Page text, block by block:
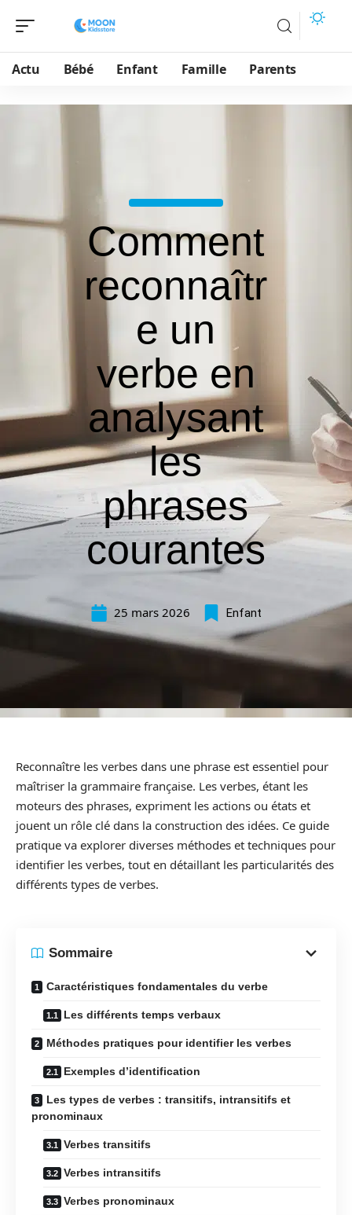
Actu Bébé Enfant Famille Parents
Comment
reconnaîtr
e un
verbe en
analysant
les
phrases
courantes
25 mars 2026 Enfant
Reconnaître les verbes dans une phrase est essentiel pour
maîtriser la grammaire française. Les verbes, étant les
moteurs des phrases, expriment les actions ou états et
jouent un rôle clé dans la construction des idées. Ce guide
pratique va explorer diverses méthodes et techniques pour
identifier les verbes, tout en détaillant les particularités des
différents types de verbes.
Sommaire
Caractéristiques fondamentales du verbe
Les différents temps verbaux
Méthodes pratiques pour identifier les verbes
Exemples d’identification
Les types de verbes : transitifs, intransitifs et
pronominaux
Verbes transitifs
Verbes intransitifs
Verbes pronominaux